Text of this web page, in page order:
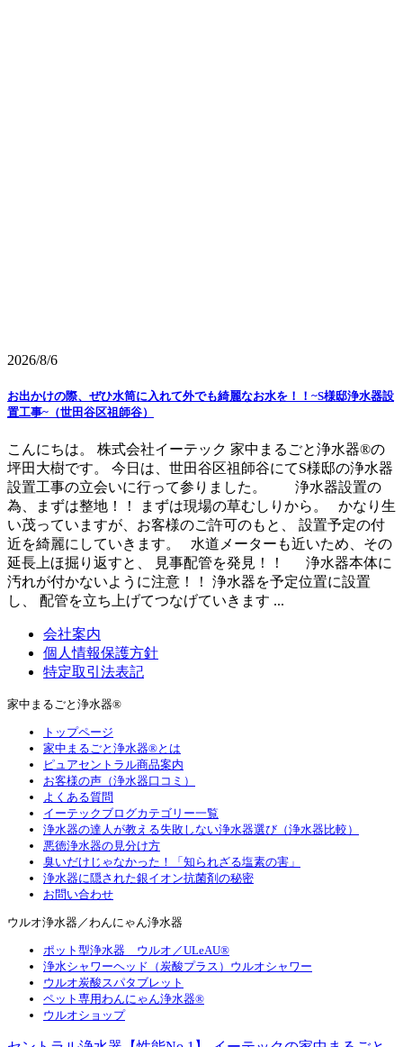
2026/8/6
お出かけの際、ぜひ水筒に入れて外でも綺麗なお水を！！~S様邸浄水器設
置工事~（世田谷区祖師谷）
こんにちは。 株式会社イーテック 家中まるごと浄水器®の
坪田大樹です。 今日は、世田谷区祖師谷にてS様邸の浄水器
設置工事の立会いに行って参りました。 浄水器設置の
為、まずは整地！！ まずは現場の草むしりから。 かなり生
い茂っていますが、お客様のご許可のもと、 設置予定の付
近を綺麗にしていきます。 水道メーターも近いため、その
延長上ほ掘り返すと、 見事配管を発見！！ 浄水器本体に
汚れが付かないように注意！！ 浄水器を予定位置に設置
し、 配管を立ち上げてつなげていきます ...
会社案内
個人情報保護方針
特定取引法表記
家中まるごと浄水器®
トップページ
家中まるごと浄水器®とは
ピュアセントラル商品案内
お客様の声（浄水器口コミ）
よくある質問
イーテックブログカテゴリー一覧
浄水器の達人が教える失敗しない浄水器選び（浄水器比較）
悪徳浄水器の見分け方
臭いだけじゃなかった！「知られざる塩素の害」
浄水器に隠された銀イオン抗菌剤の秘密
お問い合わせ
ウルオ浄水器／わんにゃん浄水器
ポット型浄水器 ウルオ／ULeAU®
浄水シャワーヘッド（炭酸プラス）ウルオシャワー
ウルオ炭酸スパタブレット
ペット専用わんにゃん浄水器®
ウルオショップ